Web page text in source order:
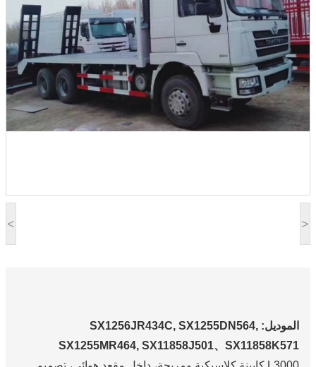
< >
الموديل: SX1256JR434C, SX1255DN564,
SX1255MR464, SX11858J501、SX11858K571